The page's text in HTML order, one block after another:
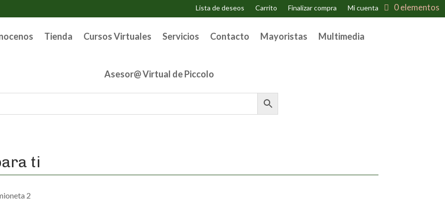
Lista de deseos Carrito Finalizar compra Mi cuenta 0 elementos
Tienda Cursos Virtuales Servicios Contacto Mayoristas Multimedia
Asesor@ Virtual de Piccolo
ti
2